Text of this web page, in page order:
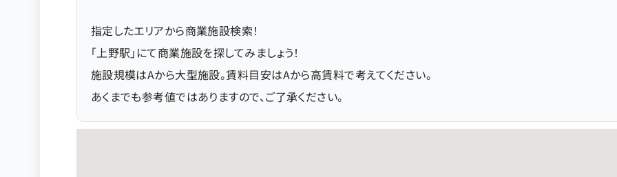
指定したエリアから商業施設検索！
「上野駅」にて商業施設を探してみましょう！
施設規模はAから大型施設。賃料目安はAから高賃料で考えてください。
あくまでも参考値ではありますので、ご了承ください。